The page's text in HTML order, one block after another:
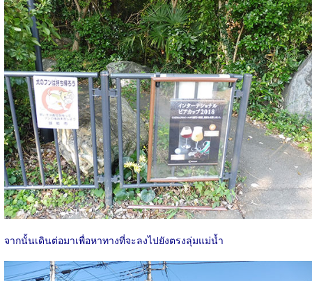
จากนั้นเดินต่อมาเพื่อหาทางที่จะลงไปยังตรงลุ่มแม่น้ำ